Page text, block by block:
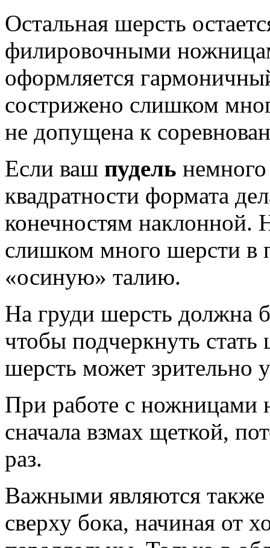
Остальная шерсть
филировочными
оформляется
сострижено слишком
не допущена к
Если ваш пудель
квадратности формата
конечностям наклонной.
слишком много шерсти в
«осиную» талию.
На груди шерсть должна
чтобы подчеркнуть
шерсть может зрительно
При работе с ножницами
сначала взмах щеткой,
раз.
Важными являются также
сверху бока, начиная от